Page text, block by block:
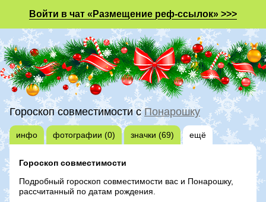
Войти в чат «Размещение реф-ссылок» >>>
Гороскоп совместимости сПонарошку
инфо фотографии (0) значки (69) ещё
Гороскоп совместимости
Подробный гороскоп совместимости вас и Понарошку,
рассчитанный по датам рождения.